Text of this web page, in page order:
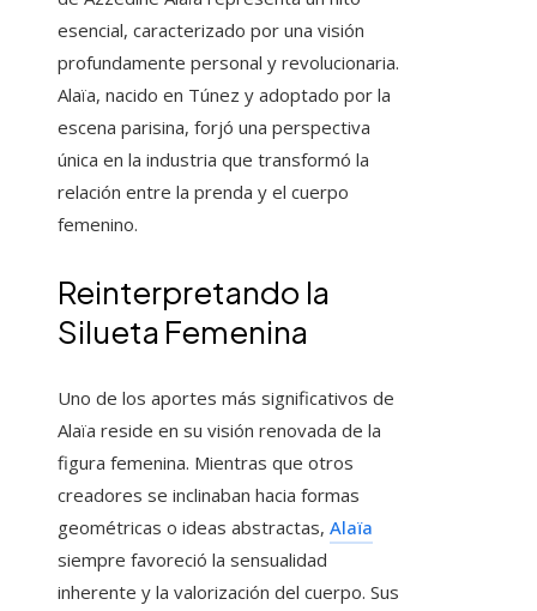
esencial, caracterizado por una visión
profundamente personal y revolucionaria.
Alaïa, nacido en Túnez y adoptado por la
escena parisina, forjó una perspectiva
única en la industria que transformó la
relación entre la prenda y el cuerpo
femenino.
Reinterpretando la
Silueta Femenina
Uno de los aportes más significativos de
Alaïa reside en su visión renovada de la
figura femenina. Mientras que otros
creadores se inclinaban hacia formas
geométricas o ideas abstractas, Alaïa
siempre favoreció la sensualidad
inherente y la valorización del cuerpo. Sus